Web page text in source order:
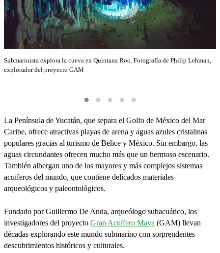
Submarinista explora la cueva en Quintana Roo. Fotografía de Philip Lehman,
explorador del proyecto GAM
La Península de Yucatán, que separa el Golfo de México del Mar
Caribe, ofrece atractivas playas de arena y aguas azules cristalinas
populares gracias al turismo de Belice y México. Sin embargo, las
aguas circundantes ofrecen mucho más que un hermoso escenario.
También albergan uno de los mayores y más complejos sistemas
acuíferos del mundo, que contiene delicados materiales
arqueológicos y paleontológicos.
Fundado por Guillermo De Anda, arqueólogo subacuático, los
investigadores del proyecto Gran Acuífero Maya (GAM) llevan
décadas explorando este mundo submarino con sorprendentes
descubrimientos históricos y culturales.